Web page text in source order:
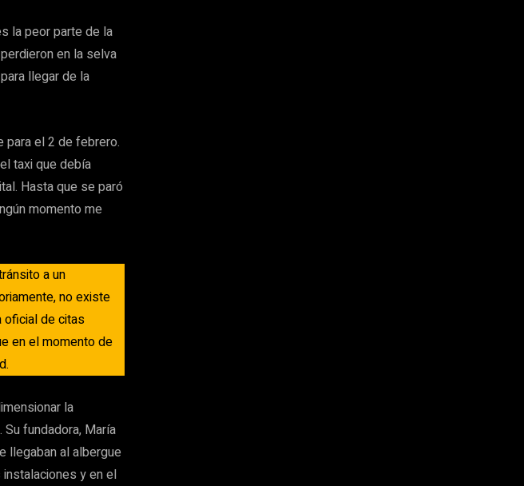
la peor parte de la
en la selva
llegar de la
para el 2 de febrero.
taxi que debía
Hasta que se paró
momento me
a un
no existe
oficial de citas
en el momento de
la
fundadora, María
llegaban al albergue
y en el